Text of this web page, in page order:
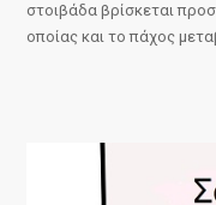
στοιβάδα βρίσκεται
οποίας και το πάχος